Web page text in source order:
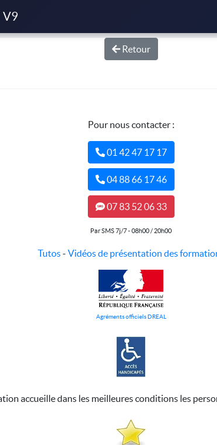
V9
Retour
Pour nous contacter :
01 42 47 17 17
04 88 66 17 46
07 83 52 06 33
Par SMS 7j/7 - 08h00 / 20h00
Tutos- Vidéos de présentation des
Agréments officiels DREAL
accueille dans les meilleures conditions les